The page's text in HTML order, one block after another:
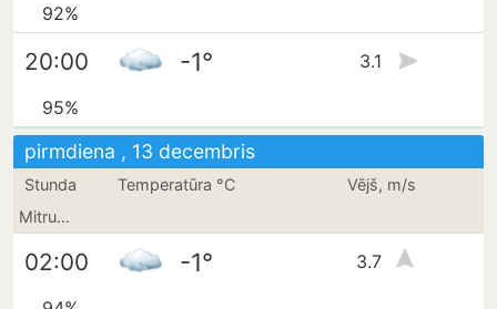
92%
20:00 -1° 3.1
95%
pirmdiena , 13 decembris
Stunda Temperatūra °C
Vējš, m/s
Mitrums
02:00 -1° 3.7